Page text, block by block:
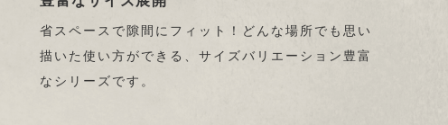
省スペースで隙間にフィット！どんな場所でも思い
描いた使い方ができる、サイズバリエーション豊富
なシリーズです。